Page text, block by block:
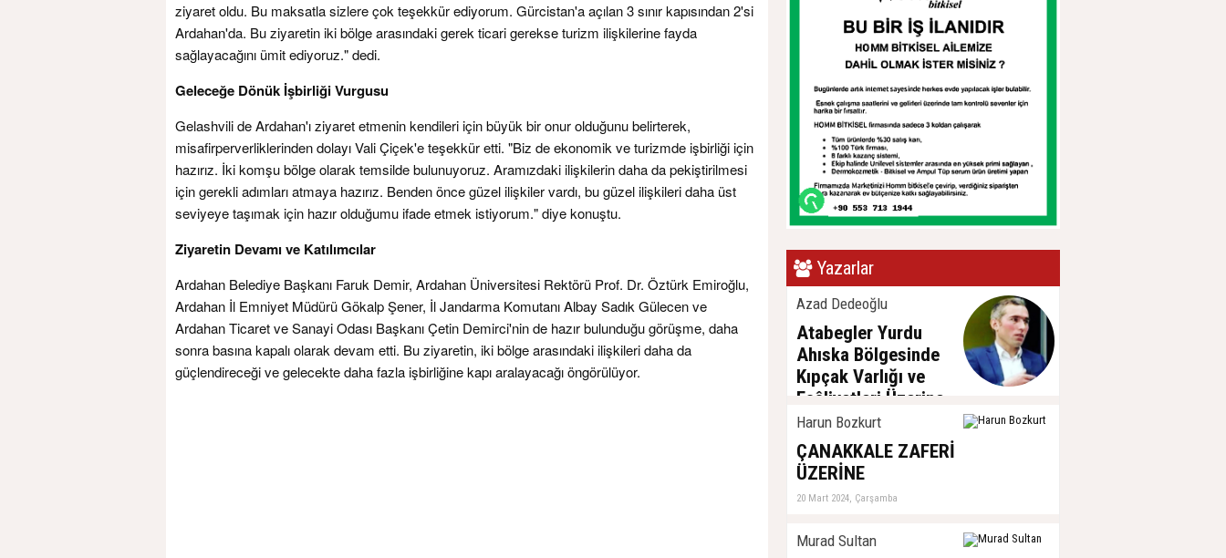
ziyaret oldu. Bu maksatla sizlere çok teşekkür ediyorum. Gürcistan'a açılan 3 sınır kapısından 2'si
Ardahan'da. Bu ziyaretin iki bölge arasındaki gerek ticari gerekse turizm ilişkilerine fayda
sağlayacağını ümit ediyoruz." dedi.
Geleceğe Dönük İşbirliği Vurgusu
Gelashvili de Ardahan'ı ziyaret etmenin kendileri için büyük bir onur olduğunu belirterek,
misafirperverliklerinden dolayı Vali Çiçek'e teşekkür etti. "Biz de ekonomik ve turizmde işbirliği için
hazırız. İki komşu bölge olarak temsilde bulunuyoruz. Aramızdaki ilişkilerin daha da pekiştirilmesi
için gerekli adımları atmaya hazırız. Benden önce güzel ilişkiler vardı, bu güzel ilişkileri daha üst
seviyeye taşımak için hazır olduğumu ifade etmek istiyorum." diye konuştu.
Ziyaretin Devamı ve Katılımcılar
Ardahan Belediye Başkanı Faruk Demir, Ardahan Üniversitesi Rektörü Prof. Dr. Öztürk Emiroğlu,
Ardahan İl Emniyet Müdürü Gökalp Şener, İl Jandarma Komutanı Albay Sadık Gülecen ve
Ardahan Ticaret ve Sanayi Odası Başkanı Çetin Demirci'nin de hazır bulunduğu görüşme, daha
sonra basına kapalı olarak devam etti. Bu ziyaretin, iki bölge arasındaki ilişkileri daha da
güçlendireceği ve gelecekte daha fazla işbirliğine kapı aralayacağı öngörülüyor.
Yazarlar
Azad Dedeoğlu
Atabegler Yurdu
Ahıska Bölgesinde
Kıpçak Varlığı ve
Faâliyetleri Üzerine
Kısa Bir
Değerlendirme
04 Şubat 2026, Çarşamba
Harun Bozkurt
ÇANAKKALE ZAFERİ
ÜZERİNE
20 Mart 2024, Çarşamba
Murad Sultan